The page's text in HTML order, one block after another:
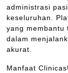
administrasi
keseluruhan.
yang membantu
dalam
akurat.
Manfaat